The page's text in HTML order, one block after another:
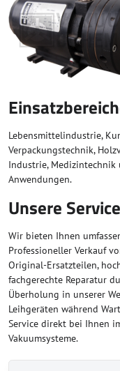
Lebensmittelindustrie,
Verpackungstechnik,
Industrie,
Anwendungen.
Unsere
Wir bieten Ihnen
Professioneller Verkauf
Original-Ersatzteilen,
fachgerechte Reparatur
Überholung in unserer
Leihgeräten während
Service direkt bei Ihnen
Vakuumsysteme.